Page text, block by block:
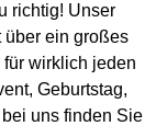
richtig! Unser
über ein großes
wirklich jeden
Geburtstag,
uns finden Sie